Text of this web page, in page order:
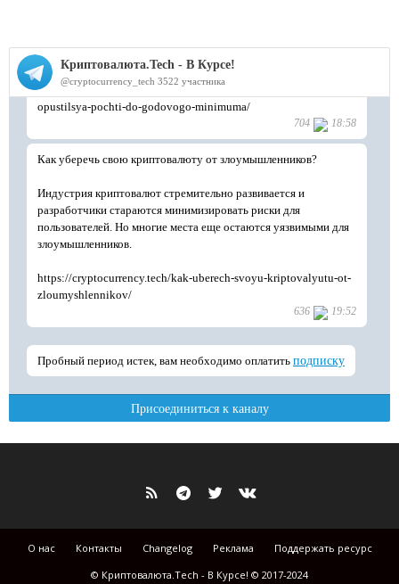
О нас Контакты Changelog Реклама
Поддержать ресурс
© Криптовалюта.Tech - В Курсе! © 2017-2024